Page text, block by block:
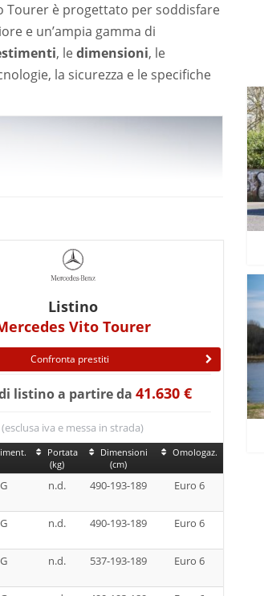
Tourer è progettato per soddisfare
e un’ampia gamma di
, ledimensioni, le
la sicurezza e le specifiche
Listino
Vito Tourer
Confronta prestiti
listino a partire da 41.630 €
(esclusa iva e messa in strada)
Portata
(kg)
Dimensioni
(cm)
Omologaz.
G n.d. 490-193-189 Euro 6
G n.d. 490-193-189 Euro 6
G n.d. 537-193-189 Euro 6